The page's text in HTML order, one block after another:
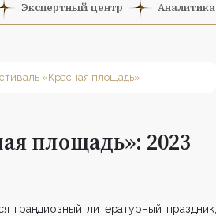
Экспертный центр Аналитика
«Красная площадь»
площадь»: 2023
литературный праздник,